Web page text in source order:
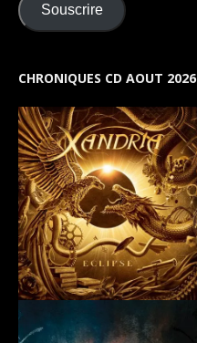
Souscrire
CHRONIQUES CD AOUT 2026